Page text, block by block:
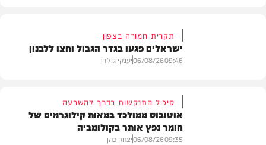
תקרית חמורה בצפון
ישראלים פגעו בגדר הגבול וחצו ללבנון
09:46
06/08/26יענקי גולדן
סיכול התנקשות בדרך להשבעה
אוטובוס ממולכד במאות קילוגרמים של
חומר נפץ אותר בקולומביה
09:35
06/08/26יצחק כהן